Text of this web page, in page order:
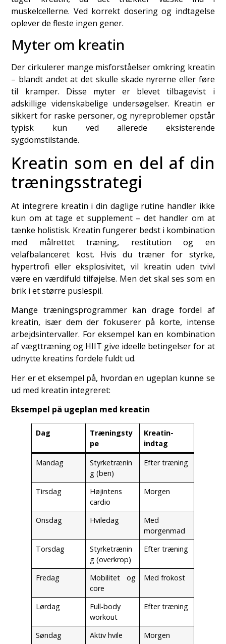
muskelcellerne. Ved korrekt dosering og indtagelse
oplever de fleste ingen gener.
Myter om kreatin
Der cirkulerer mange misforståelser omkring kreatin
– blandt andet at det skulle skade nyrerne eller føre
til kramper. Disse myter er blevet tilbagevist i
adskillige videnskabelige undersøgelser. Kreatin er
sikkert for raske personer, og nyreproblemer opstår
typisk kun ved allerede eksisterende
sygdomstilstande.
Kreatin som en del af din
træningsstrategi
At integrere kreatin i din daglige rutine handler ikke
kun om at tage et supplement – det handler om at
tænke holistisk. Kreatin fungerer bedst i kombination
med målrettet træning, restitution og en
velafbalanceret kost. Hvis du træner for styrke,
hypertrofi eller eksplosivitet, vil kreatin uden tvivl
være en værdifuld tilføjelse. Men det skal ses som en
brik i et større puslespil.
Mange træningsprogrammer kan drage fordel af
kreatin, især dem der fokuserer på korte, intense
arbejdsintervaller. For eksempel kan en kombination
af vægttræning og HIIT give ideelle betingelser for at
udnytte kreatins fordele fuldt ud.
Her er et eksempel på, hvordan en ugeplan kunne se
ud med kreatin integreret:
Eksempel på ugeplan med kreatin
Dag
Træningsty
pe
Kreatin-
indtag
Mandag
Styrketrænin
g (ben)
Efter træning
Tirsdag
Højintens
cardio
Morgen
Onsdag Hviledag
Med
morgenmad
Torsdag
Styrketrænin
g (overkrop)
Efter træning
Fredag
Mobilitet og
core
Med frokost
Lørdag
Full-body
workout
Efter træning
Søndag Aktiv hvile Morgen